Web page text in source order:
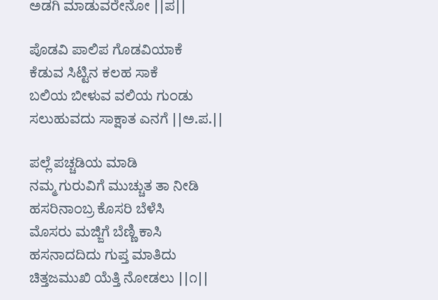
ಅಡಗಿ ಮಾಡುವರೇನೋ ||ಪ||
ಪೊಡವಿ ಪಾಲಿಪ ಗೊಡವಿಯಾಕೆ
ಕೆಡುವ ಸಿಟ್ಟಿನ ಕಲಹ ಸಾಕೆ
ಬಲಿಯ ಬೀಳುವ ವಲಿಯ ಗುಂಡು
ಸಲುಹುವದು ಸಾಕ್ಷಾತ ಎನಗೆ ||ಅ.ಪ.||
ಪಲ್ಲೆ ಪಚ್ಚಡಿಯ ಮಾಡಿ
ನಮ್ಮ ಗುರುವಿಗೆ ಮುಚ್ಚುತ ತಾ ನೀಡಿ
ಹಸರಿನಾಂಬ್ರ ಕೊಸರಿ ಬೆಳೆಸಿ
ಮೊಸರು ಮಜ್ಜಿಗೆ ಬೆಣ್ಣಿ ಕಾಸಿ
ಹಸನಾದದಿದು ಗುಪ್ತ ಮಾತಿದು
ಚಿತ್ತಜಮುಖಿ ಯೆತ್ತಿ ನೋಡಲು ||೧||